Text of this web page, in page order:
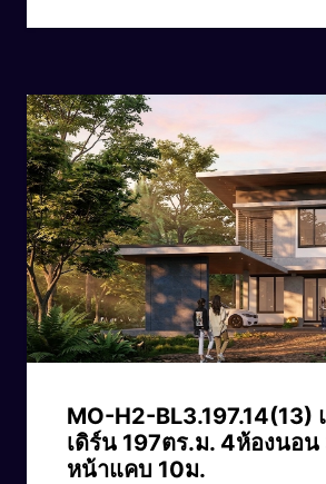
CODE: MO-H2-BL3.197.14(13)
MO-H2-BL3.197.14(13)
เดิร์น 197ตร.ม. 4ห้องนอ
หน้าแคบ 10ม.